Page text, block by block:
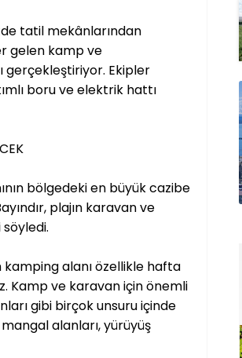
tatil mekânlarından
gelen kamp ve
gerçekleştiriyor. Ekipler
boru ve elektrik hattı
bölgedeki en büyük cazibe
plajın karavan ve
kamping alanı özellikle hafta
Kamp ve karavan için önemli
gibi birçok unsuru içinde
alanları, yürüyüş